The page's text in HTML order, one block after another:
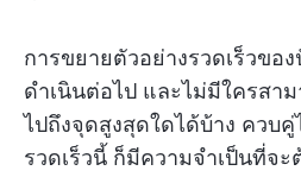
การขยายตัวอย่างรวดเร็วขอ
ดำเนินต่อไป และไม่มีใครสา
ไปถึงจุดสูงสุดใดได้บ้าง ควบคู่
รวดเร็วนี้ ก็มีความจำเป็นที่จ